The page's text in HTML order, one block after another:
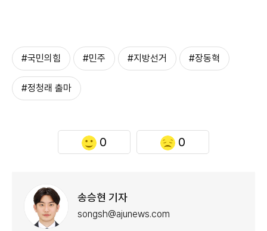
#국민의힘 #민주 #지방선거 #장동혁
#정청래 출마
0 0
송승현 기자
songsh@ajunews.com